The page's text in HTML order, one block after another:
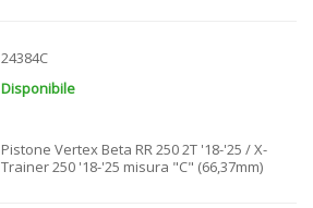
24384C
Disponibile
Pistone Vertex Beta RR 250 2T '18-'25 / X-
Trainer 250 '18-'25 misura "C" (66,37mm)